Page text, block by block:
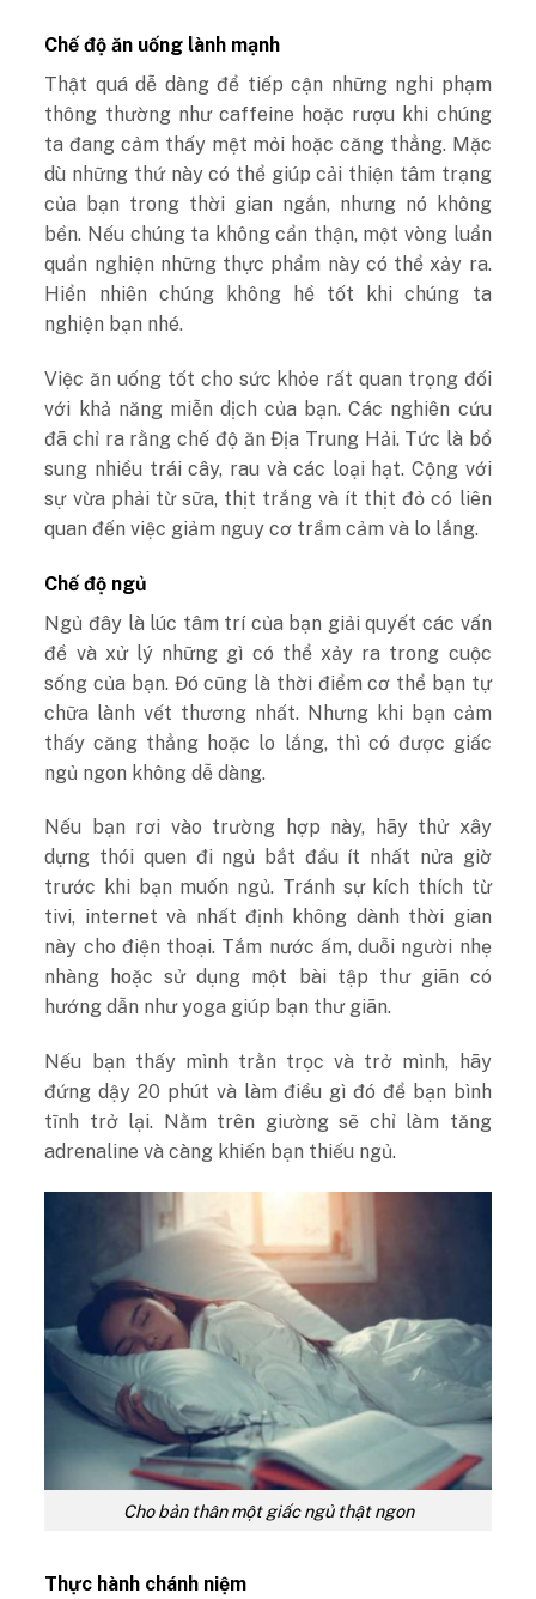
Chế độ ăn uống lành mạnh
Thật quá dễ dàng để tiếp cận những nghi phạm
thông thường như caffeine hoặc rượu khi chúng
ta đang cảm thấy mệt mỏi hoặc căng thẳng. Mặc
dù những thứ này có thể giúp cải thiện tâm trạng
của bạn trong thời gian ngắn, nhưng nó không
bền. Nếu chúng ta không cẩn thận, một vòng luẩn
quẩn nghiện những thực phẩm này có thể xảy ra.
Hiển nhiên chúng không hề tốt khi chúng ta
nghiện bạn nhé.
Việc ăn uống tốt cho sức khỏe rất quan trọng đối
với khả năng miễn dịch của bạn. Các nghiên cứu
đã chỉ ra rằng chế độ ăn Địa Trung Hải. Tức là bổ
sung nhiều trái cây, rau và các loại hạt. Cộng với
sự vừa phải từ sữa, thịt trắng và ít thịt đỏ có liên
quan đến việc giảm nguy cơ trầm cảm và lo lắng.
Chế độ ngủ
Ngủ đây là lúc tâm trí của bạn giải quyết các vấn
đề và xử lý những gì có thể xảy ra trong cuộc
sống của bạn. Đó cũng là thời điểm cơ thể bạn tự
chữa lành vết thương nhất. Nhưng khi bạn cảm
thấy căng thẳng hoặc lo lắng, thì có được giấc
ngủ ngon không dễ dàng.
Nếu bạn rơi vào trường hợp này, hãy thử xây
dựng thói quen đi ngủ bắt đầu ít nhất nửa giờ
trước khi bạn muốn ngủ. Tránh sự kích thích từ
tivi, internet và nhất định không dành thời gian
này cho điện thoại. Tắm nước ấm, duỗi người nhẹ
nhàng hoặc sử dụng một bài tập thư giãn có
hướng dẫn như yoga giúp bạn thư giãn.
Nếu bạn thấy mình trằn trọc và trở mình, hãy
đứng dậy 20 phút và làm điều gì đó để bạn bình
tĩnh trở lại. Nằm trên giường sẽ chỉ làm tăng
adrenaline và càng khiến bạn thiếu ngủ.
Cho bản thân một giấc ngủ thật ngon
Thực hành chánh niệm